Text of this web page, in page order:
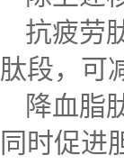
抗疲劳
肽段，可
降血脂
同时促进